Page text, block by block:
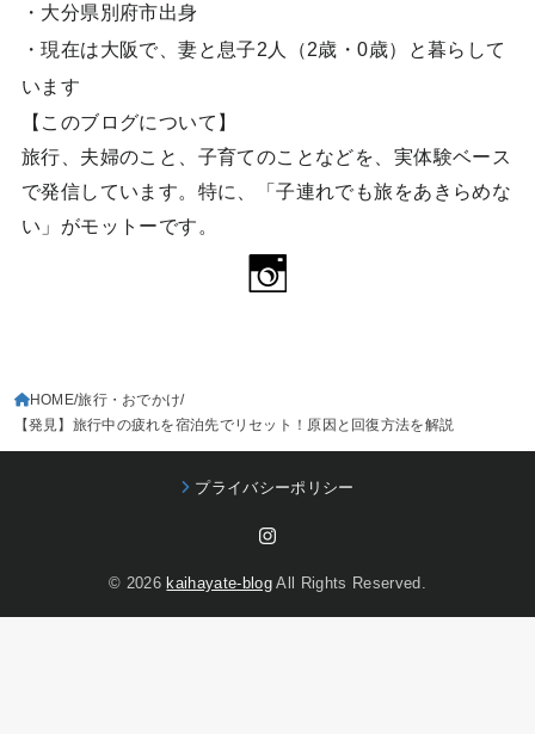
・大分県別府市出身
・現在は大阪で、妻と息子2人（2歳・0歳）と暮らして
います
【このブログについて】
旅行、夫婦のこと、子育てのことなどを、実体験ベース
で発信しています。特に、「子連れでも旅をあきらめな
い」がモットーです。
HOME 旅行・おでかけ
【発見】旅行中の疲れを宿泊先でリセット！原因と回復方法を解説
プライバシーポリシー
© 2026kaihayate-blog All Rights Reserved.